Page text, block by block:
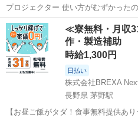
プロジェクター 使い方がむずかった
いです、購入した定金2万6千でした
福井 福井市 カーオーディオ
≪寮無料・月収
作・製造補助
時給1,300円
日払い
株式会社BREXA
長野県 茅野駅
【お昼ご飯がタダ！食事無料提供あ